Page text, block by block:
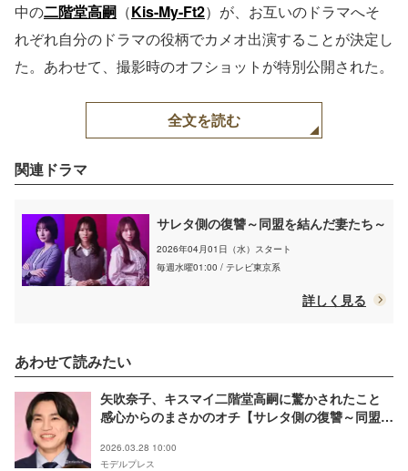
中の二階堂高嗣 （Kis-My-Ft2）が、お互いのドラマへそ
れぞれ⾃分のドラマの役柄でカメオ出演することが決定し
た。あわせて、撮影時のオフショットが特別公開された。
全文を読む
関連ドラマ
サレタ側の復讐～同盟を結んだ妻たち～
2026年04月01日（水）スタート
毎週水曜01:00 / テレビ東京系
詳しく見る
あわせて読みたい
矢吹奈子、キスマイ二階堂高嗣に驚かされたこと
感心からのまさかのオチ【サレタ側の復讐～同盟を
2026.03.28 10:00
モデルプレス